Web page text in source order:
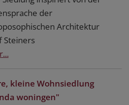
der
Architektur
Steiners
kleine Wohnsiedlung
woningen"